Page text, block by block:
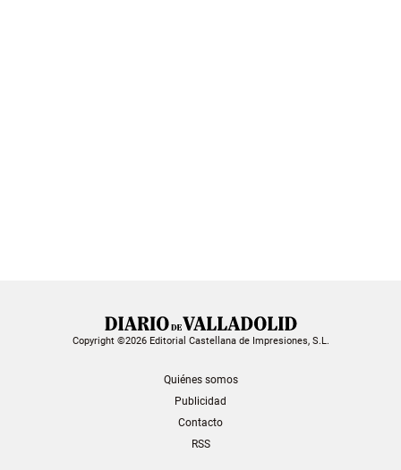
Copyright ©2026 Editorial Castellana de Impresiones, S.L.
Quiénes somos
Publicidad
Contacto
RSS